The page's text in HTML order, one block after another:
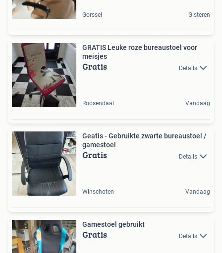
Gorssel Gisteren
GRATIS Leuke roze bureaustoel voor
meisjes
Gratis Details
Roosendaal Vandaag
Geatis - Gebruikte zwarte bureaustoel /
gamestoel
Gratis Details
Winschoten Vandaag
Gamestoel gebruikt
Gratis Details